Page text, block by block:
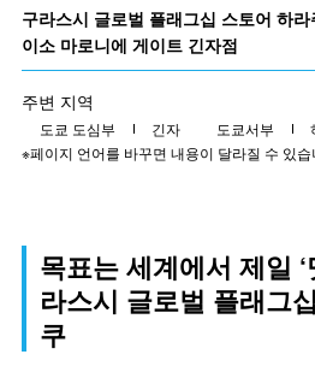
구라스시 글로벌 플래그십 스토어 하
이소 마로니에 게이트 긴자점
주변 지역
도쿄 도심부 긴자 도쿄서부
※페이지 언어를 바꾸면 내용이 달라질 수 있습
목표는 세계에서 제일
라스시 글로벌 플래그
쿠